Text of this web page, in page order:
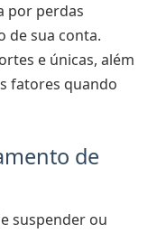
por perdas
de sua conta.
e únicas, além
fatores quando
de
suspender ou